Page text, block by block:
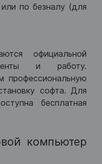
по безналу (для
официальной
и работу.
профессиональную
софта. Для
бесплатная
компьютер